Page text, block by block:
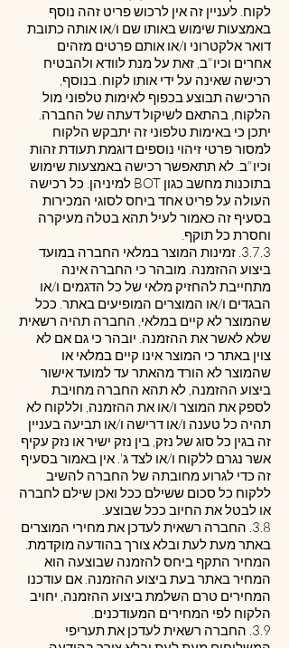
לקוח. לעניין זה אין לרכוש פריט זהה נוסף
באמצעות שימוש באותו שם ו/או אותה כתובת
דואר אלקטרוני ו/או אותם פרטים מזהים
אחרים וכיו"ב, זאת על מנת לוודא ולהבטיח
רכישה שאינה על ידי אותו לקוח. בנוסף,
הרכישה תבוצע בכפוף לאימות טלפוני מול
הלקוח, בהתאם לשיקול דעתה של החברה.
יתכן כי באימות טלפוני זה יתבקש הלקוח
למסור פרטי זיהוי נוספים דוגמת תעודת זהות
וכיו"ב. לא תתאפשר רכישה באמצעות שימוש
בתוכנות מחשב כגון BOT למיניהן. כל רכישה
העולה על פריט אחד ביחס לסוגי המכירות
בסעיף זה כאמור לעיל תהא בטלה מעיקרה
וחסרת כל תוקף.
3.7.3. זמינות המוצר במלאי החברה במועד
ביצוע ההזמנה. מובהר כי החברה אינה
מתחייבת להחזיק מלאי של כל הדגמים ו/או
הבגדים ו/או המוצרים המופיעים באתר. ככל
שהמוצר לא קיים במלאי, החברה תהיה רשאית
שלא לאשר את ההזמנה. יובהר כי גם אם לא
צוין באתר כי המוצר אינו קיים במלאי או
שהמוצר לא הורד מהאתר עד למועד אישור
ביצוע ההזמנה, לא תהא החברה מחויבת
לספק את המוצר ו/או את ההזמנה, וללקוח לא
תהיה כל טענה ו/או דרישה ו/או תביעה בעניין
זה בגין כל סוג של נזק, בין נזק ישיר או נזק עקיף
אשר נגרם ללקוח ו/או לצד ג'. אין באמור בסעיף
זה כדי לגרוע מחובתה של החברה להשיב
ללקוח כל סכום ששילם ככל ואכן שילם לחברה
או לבטל את החיוב ככל שבוצע.
3.8. החברה רשאית לעדכן את מחירי המוצרים
באתר מעת לעת ובלא צורך בהודעה מוקדמת.
המחיר התקף ביחס להזמנה שבוצעה הוא
המחיר באתר בעת ביצוע ההזמנה. אם עודכנו
המחירים טרם השלמת ביצוע ההזמנה, יחויב
הלקוח לפי המחירים המעודכנים.
3.9. החברה רשאית לעדכן את תעריפי